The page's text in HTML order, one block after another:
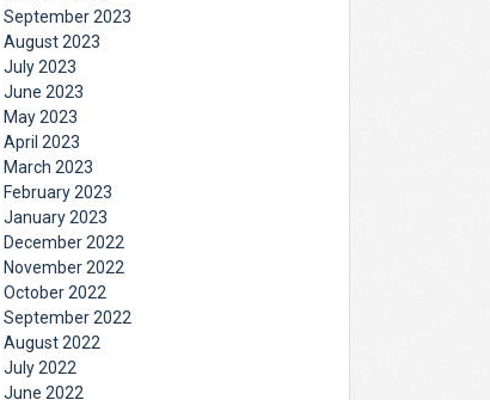
September 2023
August 2023
July 2023
June 2023
May 2023
April 2023
March 2023
February 2023
January 2023
December 2022
November 2022
October 2022
September 2022
August 2022
July 2022
June 2022